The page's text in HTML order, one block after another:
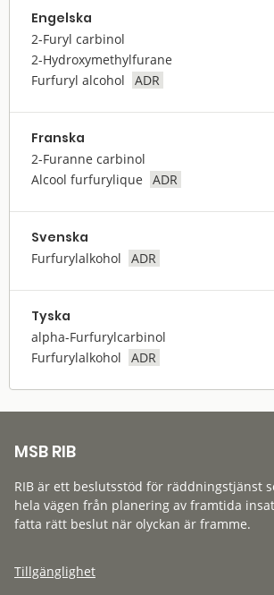
Engelska
2-Furyl carbinol
2-Hydroxymethylfurane
Furfuryl alcohol
ADR
Franska
2-Furanne carbinol
Alcool furfurylique
ADR
Svenska
Furfurylalkohol ADR
Tyska
alpha-Furfurylcarbinol
Furfurylalkohol
ADR
MSB RIB
RIB är ett beslutsstöd för räddningstjänst
hela vägen från planering av framtida
fatta rätt beslut när olyckan är framme.
Tillgänglighet